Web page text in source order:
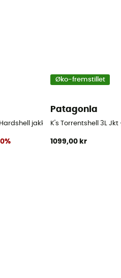
jakke - Barn
Øko-fremstillet
Patagonia
K's Torrentshell 3L
1099,00 kr